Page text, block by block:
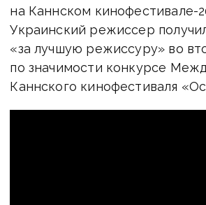
на Каннском кинофестивале-
Украинский режиссер
«за лучшую режиссуру» во
по значимости конкурсе
Каннского кинофестиваля